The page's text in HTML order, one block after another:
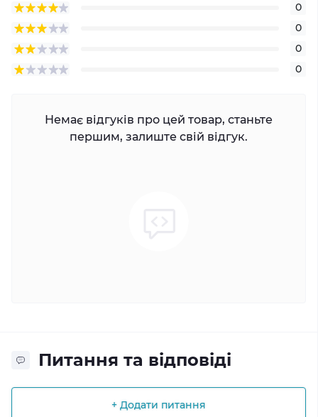
0
0
0
0
Немає відгуків про цей товар, станьте
першим, залиште свій відгук.
Питання та відповіді
+ Додати питання